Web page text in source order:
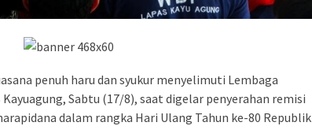
penuh haru dan syukur menyelimuti Lembaga
Sabtu (17/8), saat digelar penyerahan remisi
dalam rangka Hari Ulang Tahun ke-80 Republik